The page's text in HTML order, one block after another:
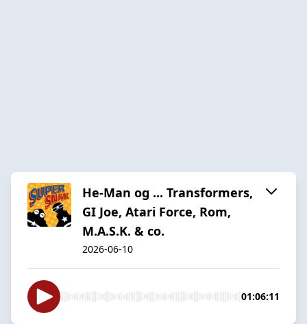
He-Man og ... Transformers,
GI Joe, Atari Force, Rom,
M.A.S.K. & co.
2026-06-10
01:06:11